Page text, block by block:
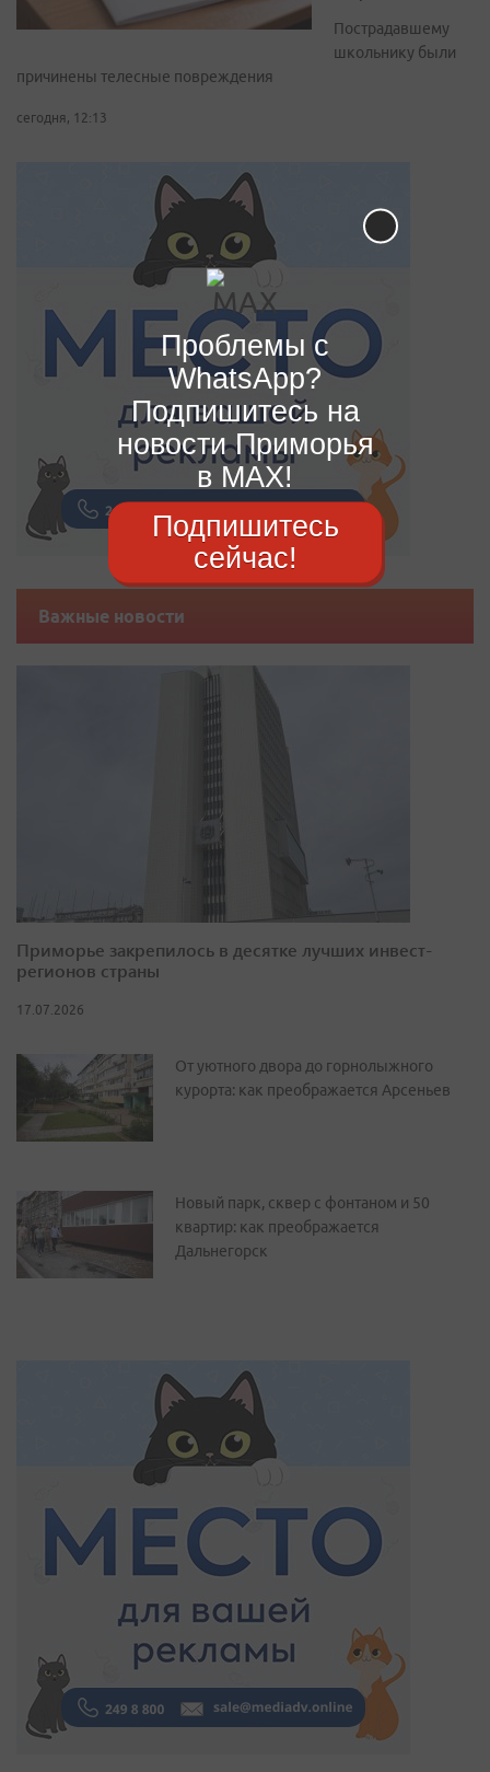
Пострадавшему
школьнику были
причинены телесные повреждения
сегодня, 12:13
Важные новости
Приморье закрепилось в десятке лучших инвест-
регионов страны
17.07.2026
От уютного двора до горнолыжного
курорта: как преображается Арсеньев
Новый парк, сквер с фонтаном и 50
квартир: как преображается
Дальнегорск
Проблемы с
WhatsApp?
Подпишитесь на
новости Приморья
в MAX!
Подпишитесь
сейчас!